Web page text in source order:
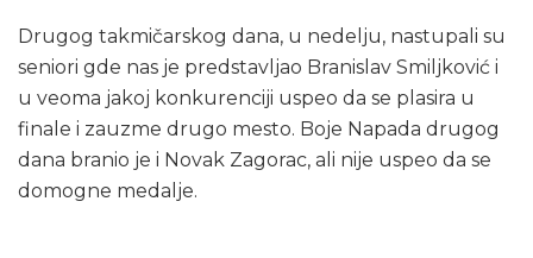
Drugog takmičarskog dana, u nedelju, nastupali su
seniori gde nas je predstavljao Branislav Smiljković i
u veoma jakoj konkurenciji uspeo da se plasira u
finale i zauzme drugo mesto. Boje Napada drugog
dana branio je i Novak Zagorac, ali nije uspeo da se
domogne medalje.